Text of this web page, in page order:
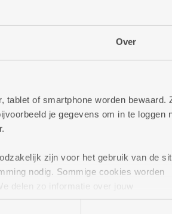
Over
tablet of smartphone worden bewaard.
je gegevens om in te loggen
zijn voor het gebruik van de
nodig. Sommige cookies worden
delen zo informatie over jouw
Deze partners kunnen deze
Romanza
Rozenboom
Ten Gaarde
Tuinwijk